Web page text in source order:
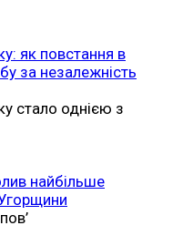
як повстання в
за незалежність
стало однією з
найбільше